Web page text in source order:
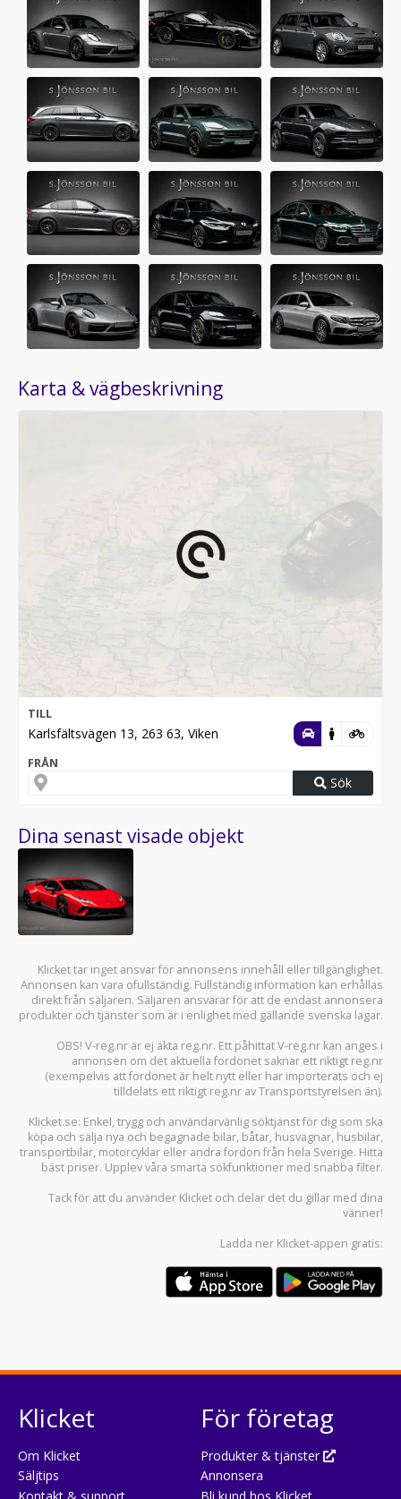
Karta & vägbeskrivning
TILL
Karlsfältsvägen 13, 263 63, Viken
FRÅN
Sök
Dina senast visade objekt
Klicket tar inget ansvar för annonsens innehåll eller tillgänglighet.
Annonsen kan vara ofullständig. Fullständig information kan erhållas
direkt från säljaren. Säljaren ansvarar för att de endast annonsera
produkter och tjänster som är i enlighet med gällande svenska lagar.
OBS! V-reg.nr är ej äkta reg.nr. Ett påhittat V-reg.nr kan anges i
annonsen om det aktuella fordonet saknar ett riktigt reg.nr
(exempelvis att fordonet är helt nytt eller har importerats och ej
tilldelats ett riktigt reg.nr av Transportstyrelsen än).
Klicket.se: Enkel, trygg och användarvänlig söktjänst för dig som ska
köpa och sälja nya och begagnade bilar, båtar, husvagnar, husbilar,
transportbilar, motorcyklar eller andra fordon från hela Sverige. Hitta
bäst priser. Upplev våra smarta sökfunktioner med snabba filter.
Tack för att du använder Klicket och delar det du gillar med dina
vänner!
Ladda ner Klicket-appen gratis:
Klicket
Om Klicket
Säljtips
För företag
Produkter & tjänster
Annonsera